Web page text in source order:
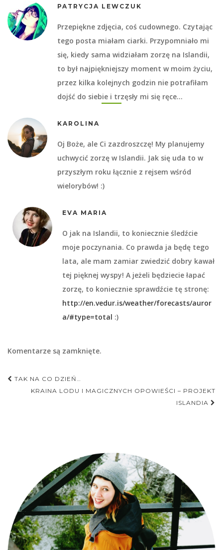
PATRYCJA LEWCZUK
Przepiękne zdjęcia, coś cudownego. Czytając
tego posta miałam ciarki. Przypomniało mi
się, kiedy sama widziałam zorzę na Islandii,
to był najpiękniejszy moment w moim życiu,
przez kilka kolejnych godzin nie potrafiłam
dojść do siebie i trzęsły mi się ręce…
KAROLINA
Oj Boże, ale Ci zazdroszczę! My planujemy
uchwycić zorzę w Islandii. Jak się uda to w
przyszłym roku łącznie z rejsem wśród
wielorybów! :)
EVA MARIA
O jak na Islandii, to koniecznie śledźcie
moje poczynania. Co prawda ja będę tego
lata, ale mam zamiar zwiedzić dobry kawał
tej pięknej wyspy! A jeżeli będziecie łapać
zorzę, to koniecznie sprawdźcie tę stronę:
http://en.vedur.is/weather/forecasts/auror
a/#type=total :)
Komentarze są zamknięte.
Nawigacja
postu
TAK NA CO DZIEŃ…
KRAINA LODU I MAGICZNYCH OPOWIEŚCI – PROJEKT
ISLANDIA